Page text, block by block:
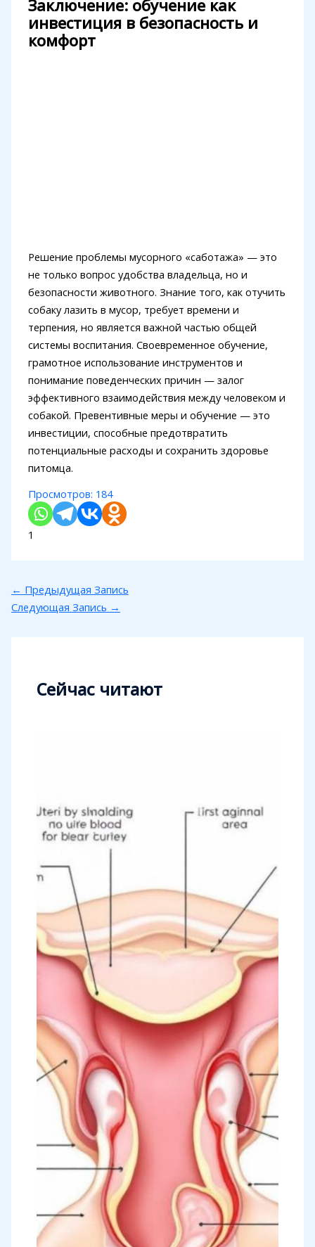
Заключение: обучение как
инвестиция в безопасность и
комфорт
Решение проблемы мусорного «саботажа» — это
не только вопрос удобства владельца, но и
безопасности животного. Знание того, как отучить
собаку лазить в мусор, требует времени и
терпения, но является важной частью общей
системы воспитания. Своевременное обучение,
грамотное использование инструментов и
понимание поведенческих причин — залог
эффективного взаимодействия между человеком и
собакой. Превентивные меры и обучение — это
инвестиции, способные предотвратить
потенциальные расходы и сохранить здоровье
питомца.
Просмотров: 184
1
← Предыдущая Запись
Следующая Запись →
Сейчас читают